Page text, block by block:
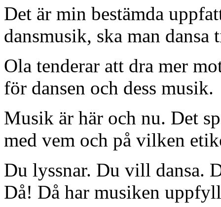
Det är min bestämda
dansmusik, ska man
Ola tenderar att dra mer
för dansen och dess musik.
Musik är här och nu. Det
med vem och på vilken
Du lyssnar. Du vill dansa.
Då! Då har musiken